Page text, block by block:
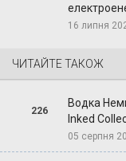
16 липня
ЧИТАЙТЕ ТАКОЖ
226
Водка
Inked
05 серпня